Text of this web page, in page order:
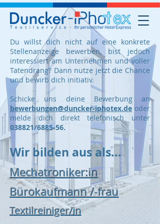
Du willst dich nicht auf eine konkrete
Stellenanzeige bewerben, bist jedoch
interessiert am Unternehmen und voller
Tatendrang? Dann nutze jetzt die Chance
und bewirb dich initiativ.
Schicke uns deine Bewerbung an
bewerbungen@duncker-iphotex.de oder
melde dich direkt telefonisch unter
038821/6885-56.
Wir bilden aus als...
Mechatroniker:in
Bürokaufmann /-frau
Textilreiniger/in